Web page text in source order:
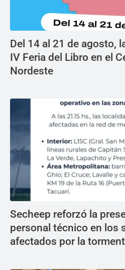
Del 14 al 21 de agosto,
IV Feria del Libro en el
Nordeste
Secheep reforzó la
personal técnico en los
afectados por la